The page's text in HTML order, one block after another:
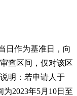
日作为基准日，向
查区间，仅对该区
明：若申请人于
2023年5月10日至